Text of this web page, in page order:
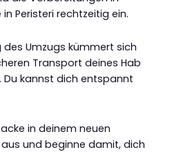
Peristeri rechtzeitig ein.
des Umzugs kümmert sich
Transport deines Hab
Du kannst dich entspannt
in deinem neuen
und beginne damit, dich